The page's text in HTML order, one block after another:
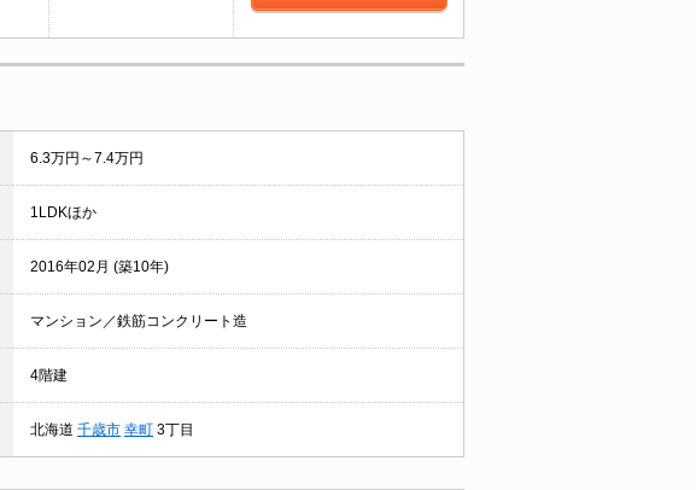
6.3万円～7.4万円
1LDKほか
2016年02月 (築10年)
マンション／鉄筋コンクリート造
4階建
北海道 千歳市 幸町 3丁目